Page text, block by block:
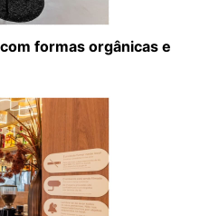
formas orgânicas e